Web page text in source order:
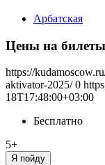
Арбатская
Цены на билеты
https://
aktivator-2025/ 0
18T17:48:00+03:00
Бесплатно
5+
Я пойду